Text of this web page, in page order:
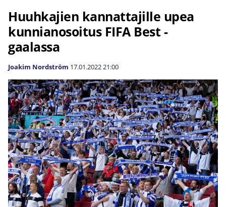
Huuhkajien kannattajille upea
kunnianosoitus FIFA Best -
gaalassa
Joakim Nordström 17.01.202221:00